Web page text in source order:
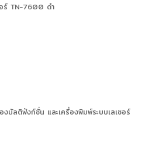
ร์ TN-7600 ดำ
งมัลติฟังก์ชั่น และเครื่องพิมพ์ระบบเลเซอร์